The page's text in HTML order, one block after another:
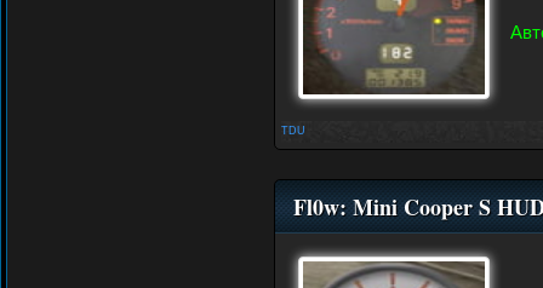
TDU
Fl0w: Mini Cooper S